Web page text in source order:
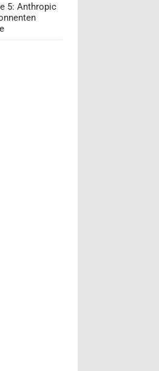
5: Anthropic